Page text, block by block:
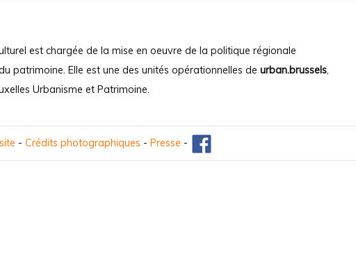
est chargée de la mise en oeuvre de la politique régionale
patrimoine. Elle est une des unités opérationnelles de urban.brussels,
Urbanisme et Patrimoine.
- Crédits photographiques - Presse -